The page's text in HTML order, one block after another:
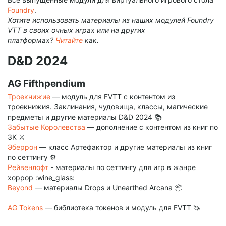
Foundry 14+
Модуль разрабатывается для 14 версии Foundry VTT и не
будет работать на более старых версиях программы.
Прекращение поддержки.
полностью сосредоточиться на выпуске новых материалов.
Foundry.
Хотите использовать материалы из наших модулей Foundry
VTT в своих очных играх или на других
платформах? Читайте как.
D&D 2024
AG Fifthpendium
Троекнижие — модуль для FVTT с контентом из
троекнижия. Заклинания, чудовища, классы, магические
предметы и другие материалы D&D 2024 📚
Забытые Королевства — дополнение с контентом из книг по
ЗК ⚔️
Эберрон — класс Артефактор и другие материалы из книг
по сеттингу ⚙️
Рейвенлофт - материалы по сеттингу для игр в жанре
хоррор :wine_glass:
Beyond — материалы Drops и Unearthed Arcana 📦
AG Tokens — библиотека токенов и модуль для FVTT 🦄